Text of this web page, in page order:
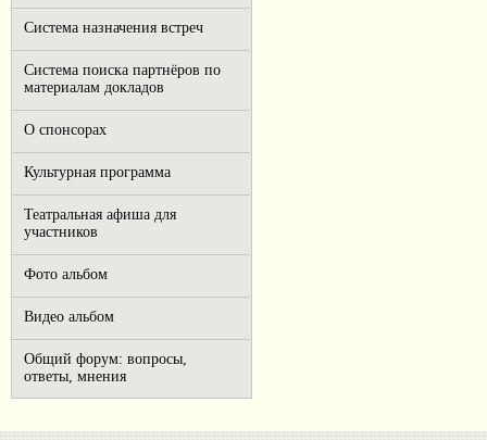
Система назначения встреч
Система поиска партнёров по
материалам докладов
О спонсорах
Культурная программа
Театральная афиша для
участников
Фото альбом
Видео альбом
Общий форум: вопросы,
ответы, мнения